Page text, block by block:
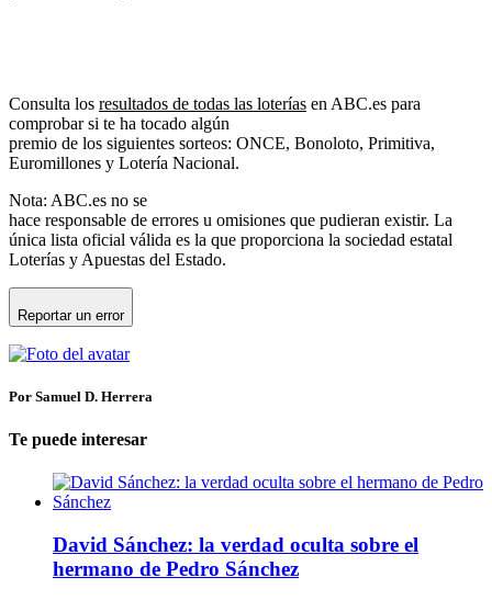
Consulta los resultados de todas las loterías en ABC.es para
comprobar si te ha tocado algún
premio de los siguientes sorteos: ONCE, Bonoloto, Primitiva,
Euromillones y Lotería Nacional.
Nota: ABC.es no se
hace responsable de errores u omisiones que pudieran existir. La
única lista oficial válida es la que proporciona la sociedad estatal
Loterías y Apuestas del Estado.
Reportar un error
Por Samuel D. Herrera
Te puede interesar
David Sánchez: la verdad oculta sobre el
hermano de Pedro Sánchez